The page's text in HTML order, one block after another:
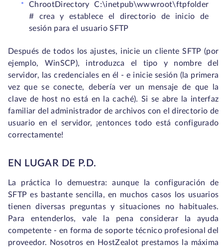
ChrootDirectory C:\inetpub\wwwroot\ftpfolder
# crea y establece el directorio de inicio de
sesión para el usuario SFTP
Después de todos los ajustes, inicie un cliente SFTP (por
ejemplo, WinSCP), introduzca el tipo y nombre del
servidor, las credenciales en él - e inicie sesión (la primera
vez que se conecte, debería ver un mensaje de que la
clave de host no está en la caché). Si se abre la interfaz
familiar del administrador de archivos con el directorio de
usuario en el servidor, ¡entonces todo está configurado
correctamente!
EN LUGAR DE P.D.
La práctica lo demuestra: aunque la configuración de
SFTP es bastante sencilla, en muchos casos los usuarios
tienen diversas preguntas y situaciones no habituales.
Para entenderlos, vale la pena considerar la ayuda
competente - en forma de soporte técnico profesional del
proveedor. Nosotros en HostZealot prestamos la máxima